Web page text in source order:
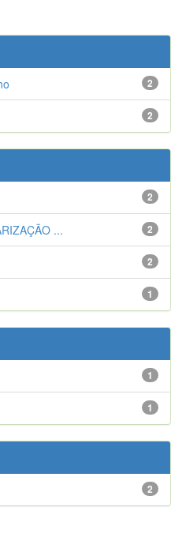
2
2
2
2
...
2
1
1
1
2